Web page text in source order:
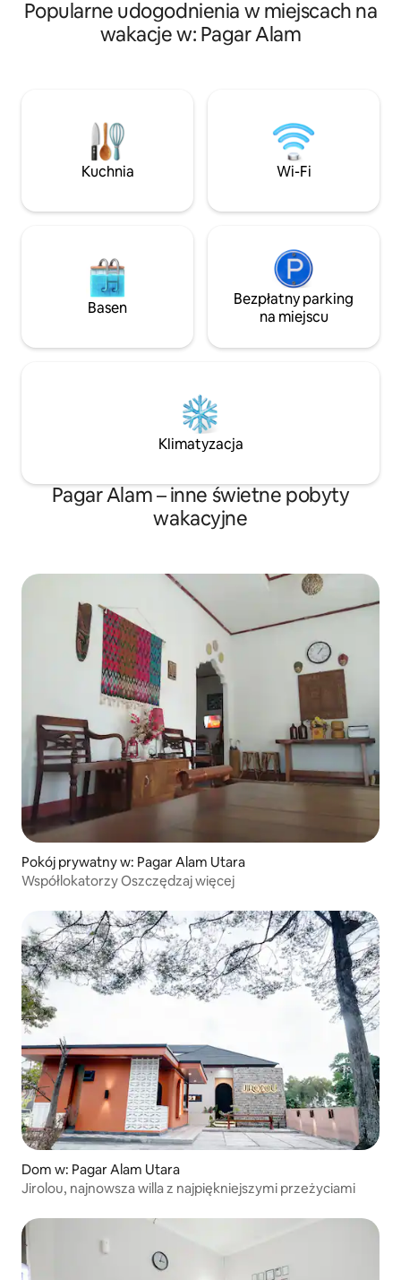
Kebun Teh dan Air Terjun Lematang
Indah. Tersedia area parkir luas yang
aman. Siapkan jaket Anda dan ciptakan
korzystać i sprzątać
się tam również salon
km do Gunung
mogą wynająć w
turystycznych.
Popularne udogodnienia w miejscach na
wakacje w: Pagar Alam
Kuchnia Wi-Fi
Basen
Bezpłatny parking
na miejscu
Klimatyzacja
Pagar Alam – inne świetne pobyty
wakacyjne
Pokój prywatny w: Pagar Alam Utara
Współlokatorzy Oszczędzaj więcej
Dom w: Pagar Alam Utara
Jirolou, najnowsza willa z najpiękniejszymi przeżyciami